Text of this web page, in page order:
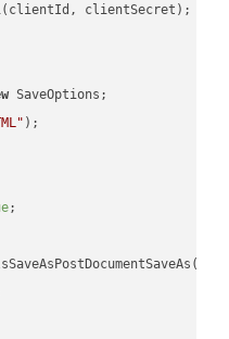
clientSecret);
SaveOptions;